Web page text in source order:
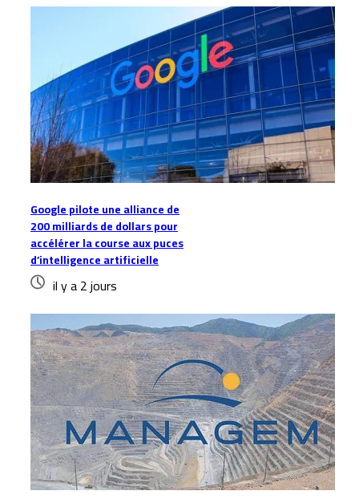
Google pilote une alliance de
200 milliards de dollars pour
accélérer la course aux puces
d’intelligence artificielle
il y a 2 jours